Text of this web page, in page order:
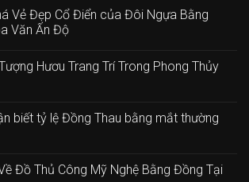
Vẻ Đẹp Cổ Điển của Đôi Ngựa Bằng
Văn Ấn Độ
Hươu Trang Trí Trong Phong Thủy
biết tỷ lệ Đồng Thau bằng mắt thường
Đồ Thủ Công Mỹ Nghệ Bằng Đồng Tại